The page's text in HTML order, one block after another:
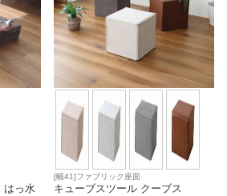
はっ水
[幅41]ファブリック座面
キューブスツール クーブス